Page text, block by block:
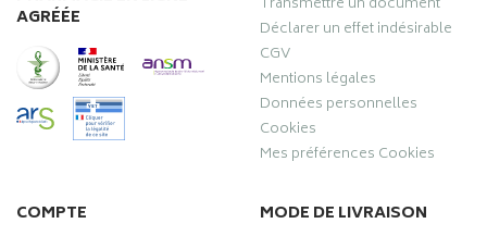
AGRÉÉE
Déclarer un effet indésirable
CGV
Mentions légales
Données personnelles
Cookies
Mes préférences Cookies
COMPTE MODE DE LIVRAISON